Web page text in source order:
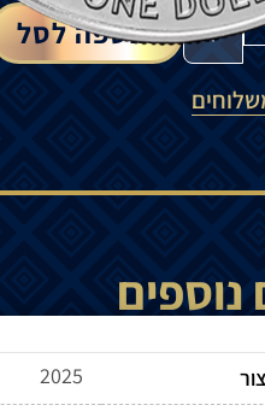
+ הוספה לסל
2025